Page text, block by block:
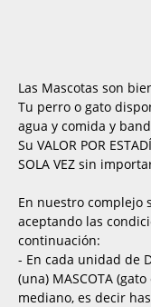
Las Mascotas son
Tu perro o gato
agua y comida y
Su VALOR POR
SOLA VEZ sin
En nuestro complejo
aceptando las
continuación:
- En cada unidad de
(una) MASCOTA
mediano, es decir